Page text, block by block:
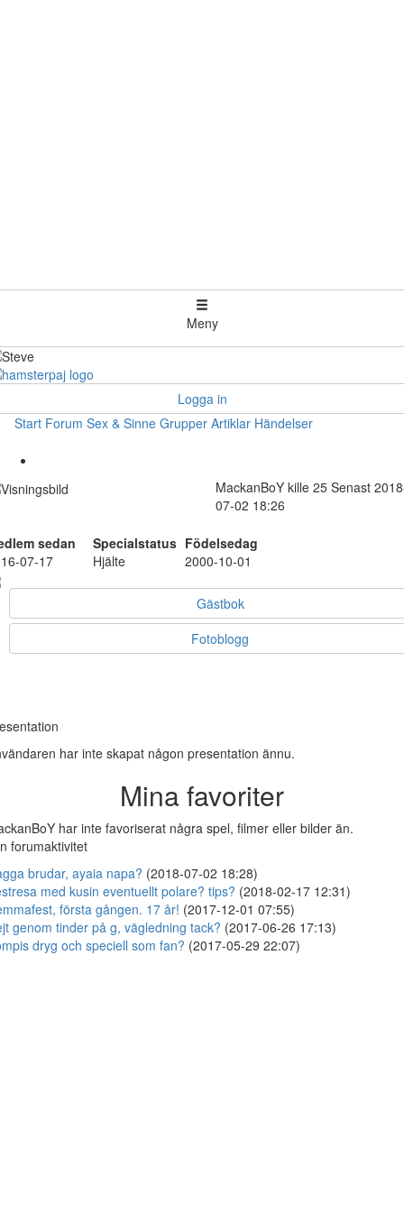
Meny
Logga in
Start Forum Sex & Sinne Grupper Artiklar Händelser
MackanBoY kille 25 Senast
07-02 18:26
sedan Specialstatus Födelsedag
07-17
Hjälte 2000-10-01
Gästbok
Fotoblogg
har inte skapat någon presentation ännu.
Mina favoriter
har inte favoriserat några spel, filmer eller bilder än.
forumaktivitet
brudar, ayaia napa? (2018-07-02 18:28)
med kusin eventuellt polare? tips? (2018-02-17 12:31)
första gången. 17 år! (2017-12-01 07:55)
genom tinder på g, vägledning tack? (2017-06-26 17:13)
dryg och speciell som fan? (2017-05-29 22:07)